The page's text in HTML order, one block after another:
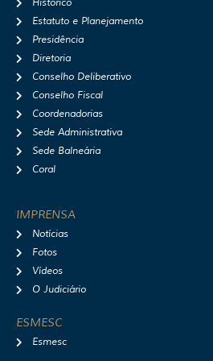
r
Histórico
Estatuto e Planejamento
Presidência
Diretoria
Conselho Deliberativo
Conselho Fiscal
Coordenadorias
Sede Administrativa
Sede Balneária
Coral
IMPRENSA
Notícias
Fotos
Vídeos
O Judiciário
ESMESC
Esmesc